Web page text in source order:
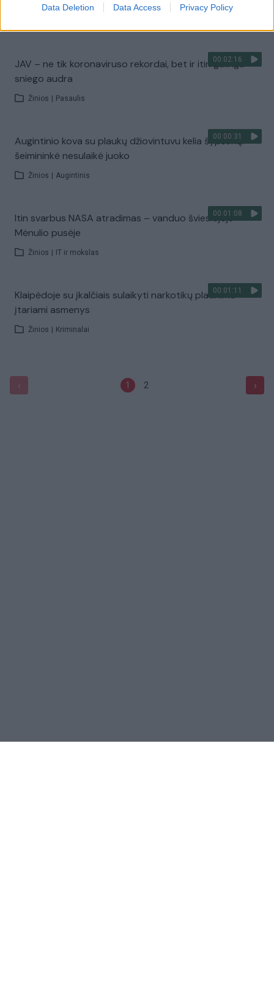
Data Deletion Data Access Privacy Policy
00:02:16
JAV – ne tik koronaviruso rekordai, bet ir itin galinga
sniego audra
Žinios Pasaulis
00:00:31
Augintinio kova su plaukų džiovintuvu kelia šypseną:
šeimininkė nesulaikė juoko
Žinios Augintinis
00:01:08
Itin svarbus NASA atradimas – vanduo šviesiojoje
Mėnulio pusėje
Žinios IT ir mokslas
00:01:11
Klaipėdoje su įkalčiais sulaikyti narkotikų platinimu
įtariami asmenys
Žinios Kriminalai
‹ 1 2 ›